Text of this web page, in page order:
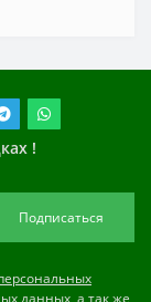
!
Подписаться